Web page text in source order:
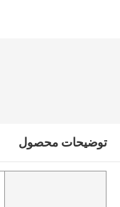
توضیحات محصول